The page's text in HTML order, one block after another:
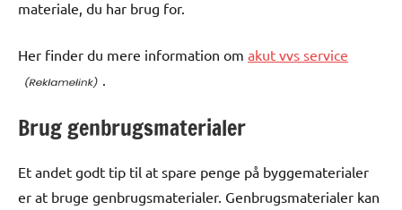
materiale, du har brug for.
Her finder du mere information om akut vvs service
.
Brug genbrugsmaterialer
Et andet godt tip til at spare penge på byggematerialer
er at bruge genbrugsmaterialer. Genbrugsmaterialer kan